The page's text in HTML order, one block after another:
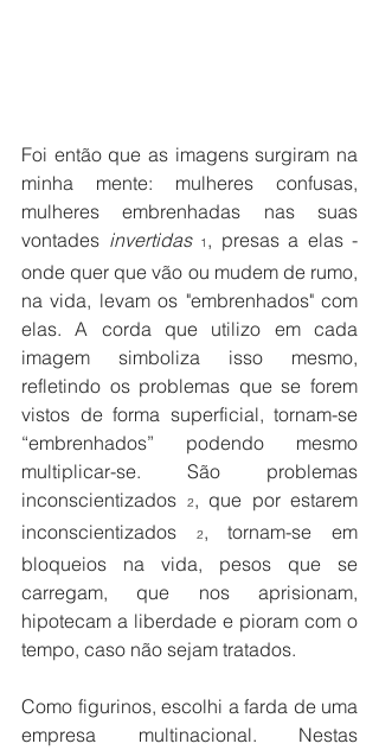
Foi então que as imagens surgiram na
minha mente: mulheres confusas,
mulheres embrenhadas nas suas
vontades invertidas 1 , presas a elas -
onde quer que vão ou mudem de rumo,
na vida, levam os "embrenhados" com
elas. A corda que utilizo em cada
imagem simboliza isso mesmo,
refletindo os problemas que se forem
vistos de forma superficial, tornam-se
“embrenhados” podendo mesmo
multiplicar-se. São problemas
inconscientizados
2, que por estarem
inconscientizados
2, tornam-se em
bloqueios na vida, pesos que se
carregam, que nos aprisionam,
hipotecam a liberdade e pioram com o
tempo, caso não sejam tratados.
Como figurinos, escolhi a farda de uma
empresa multinacional. Nestas